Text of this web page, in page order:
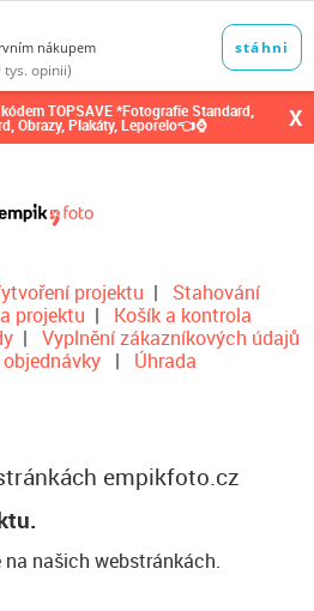
TOPSAVE *Fotografie Standard,
Obrazy, Plakáty, Leporelo👈⌚ X
projektu | Stahování
projektu | Košík a kontrola
| Vyplnění zákazníkových údajů
| Úhrada
empikfoto.cz
našich webstránkách.